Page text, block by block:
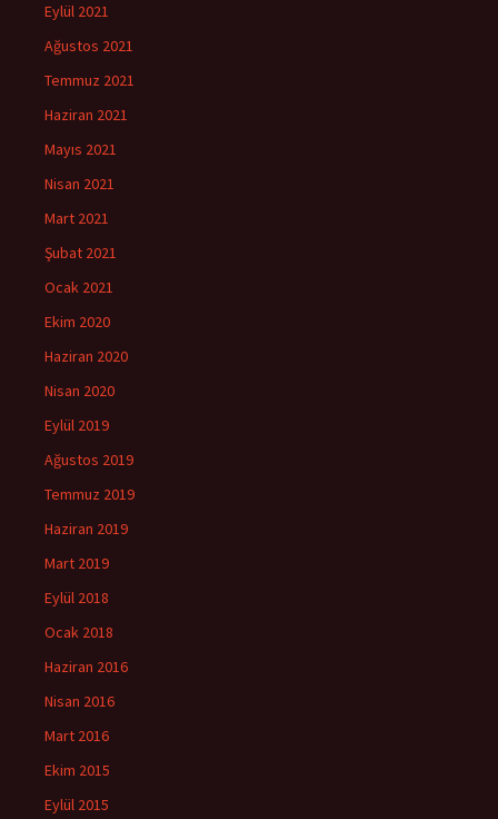
Eylül 2021
Ağustos 2021
Temmuz 2021
Haziran 2021
Mayıs 2021
Nisan 2021
Mart 2021
Şubat 2021
Ocak 2021
Ekim 2020
Haziran 2020
Nisan 2020
Eylül 2019
Ağustos 2019
Temmuz 2019
Haziran 2019
Mart 2019
Eylül 2018
Ocak 2018
Haziran 2016
Nisan 2016
Mart 2016
Ekim 2015
Eylül 2015